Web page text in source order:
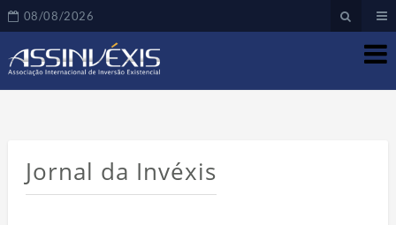
08/08/2026
Jornal da Invéxis